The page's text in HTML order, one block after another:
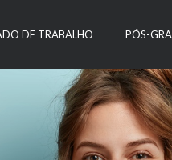
DE TRABALHO PÓS-